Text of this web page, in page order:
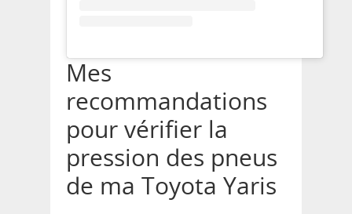
Mes
recommandations
pour vérifier la
pression des pneus
de ma Toyota Yaris